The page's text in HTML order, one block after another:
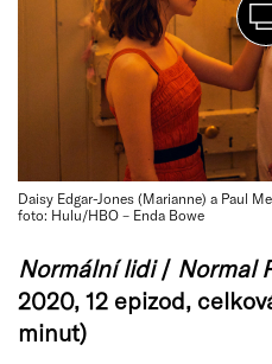
Daisy Edgar-Jones (Marianne) a Paul
foto: Hulu/HBO – Enda Bowe
Normální lidi/ Normal
2020, 12 epizod,
minut)